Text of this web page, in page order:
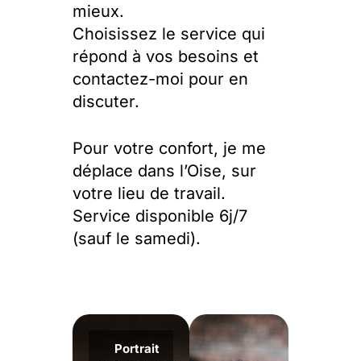
mieux.
Choisissez le service qui
répond à vos besoins et
contactez-moi pour en
discuter.
Pour votre confort, je me
déplace dans l’Oise, sur
votre lieu de travail.
Service disponible 6j/7
(sauf le samedi).
Portrait